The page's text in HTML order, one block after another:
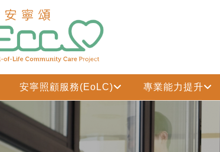
安寧照顧服務(EoLC) 專業能力提升